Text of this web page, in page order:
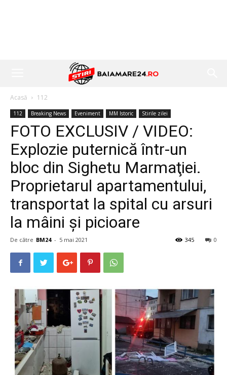
Acasă 112
112 Breaking News Eveniment MM Istoric Stirile zilei
FOTO EXCLUSIV / VIDEO:
Explozie puternică într-un
bloc din Sighetu Marmaţiei.
Proprietarul apartamentului,
transportat la spital cu arsuri
la mâini şi picioare
De către BM24 - 5 mai 2021 0
345